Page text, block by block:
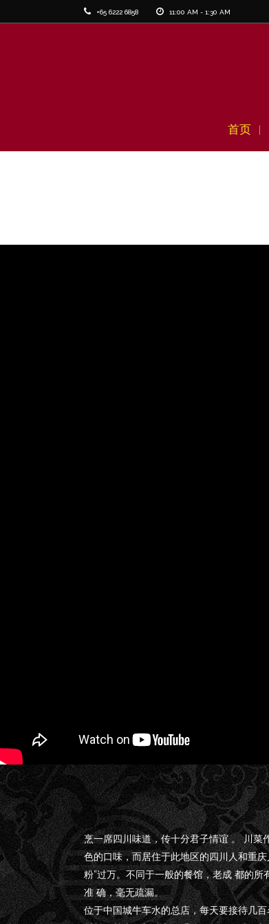
+65 6222 6858 11:00 AM - 1:30 AM
首页
烹一席四川味道，传十分君子情谊 。 川菜
色的口味，而居住于此地区的四川人和重
粉”过万。不同于一般的餐馆，老成 都的
准 确，毫无疏漏。
位于中国城牛车水的总店，每天要接待几